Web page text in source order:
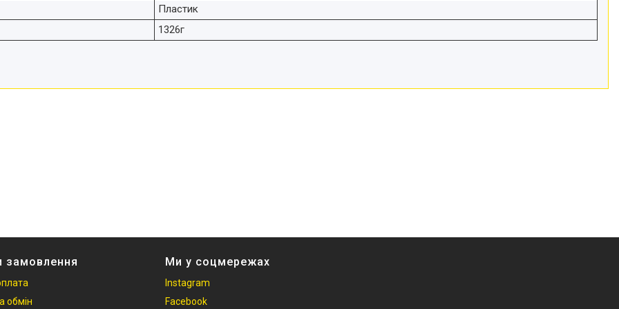
Пластик
1326г
замовлення
обмін
Ми у соцмережах
Instagram
Facebook